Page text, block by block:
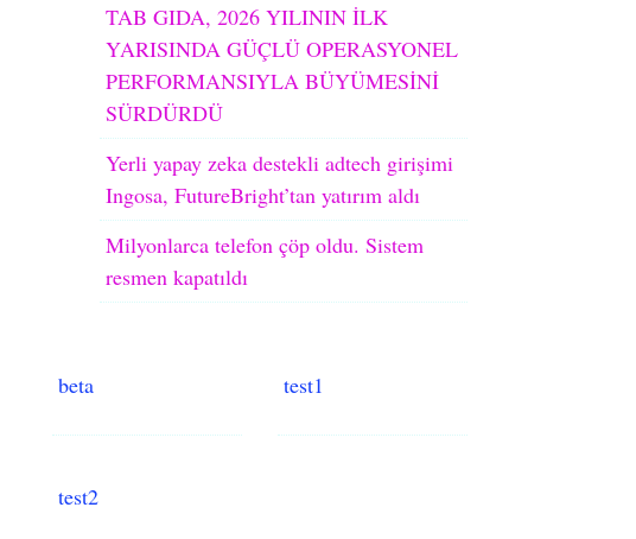
TAB GIDA, 2026 YILININ İLK
YARISINDA GÜÇLÜ OPERASYONEL
PERFORMANSIYLA BÜYÜMESİNİ
SÜRDÜRDÜ
Yerli yapay zeka destekli adtech girişimi
Ingosa, FutureBright’tan yatırım aldı
Milyonlarca telefon çöp oldu. Sistem
resmen kapatıldı
beta test1
test2